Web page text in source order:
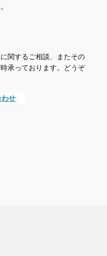
に関するご相談、またその
承っております。どうぞ
わせ